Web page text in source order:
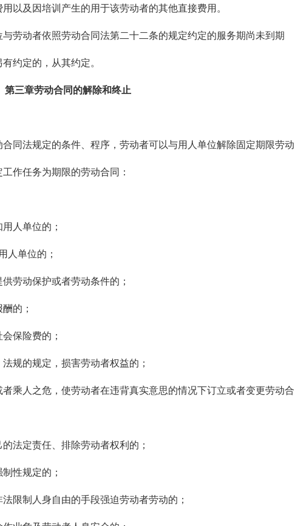
以及因培训产生的用于该劳动者的其他直接费用。
动者依照劳动合同法第二十二条的规定约定的服务期尚未到期
约定的，从其约定。
第三章劳动合同的解除和终止
法规定的条件、程序，劳动者可以与用人单位解除固定期限劳动
作任务为期限的劳动合同：
人单位的；
单位的；
劳动保护或者劳动条件的；
的；
保险费的；
的规定，损害劳动者权益的；
人之危，使劳动者在违背真实意思的情况下订立或者变更劳动合
定责任、排除劳动者权利的；
性规定的；
制人身自由的手段强迫劳动者劳动的；